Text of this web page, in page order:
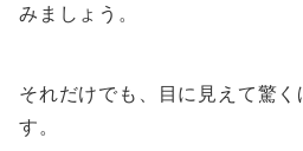
みましょう。
それだけでも、目に見えて驚く
す。